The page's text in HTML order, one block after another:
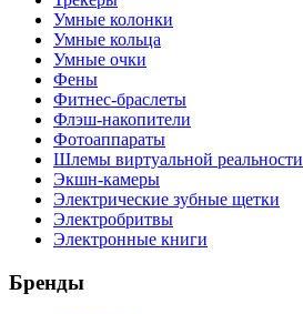
Умные колонки
Умные кольца
Умные очки
Фены
Фитнес-браслеты
Флэш-накопители
Фотоаппараты
Шлемы виртуальной реальности
Экшн-камеры
Электрические зубные щетки
Электробритвы
Электронные книги
Бренды